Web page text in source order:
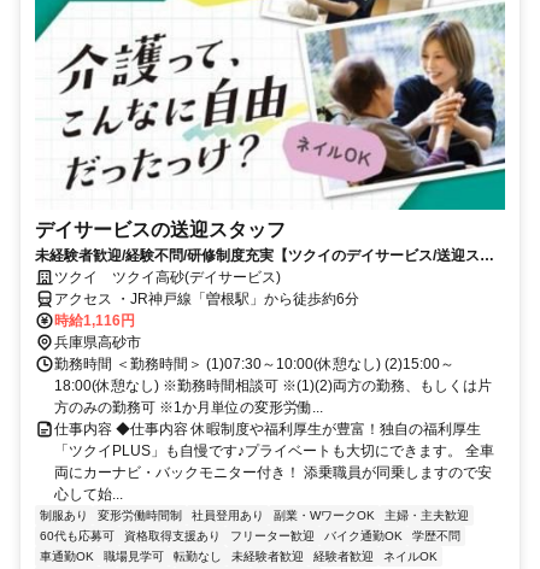
デイサービスの送迎スタッフ
未経験者歓迎/経験不問/研修制度充実【ツクイのデイサービス/送迎スタ
ッフ求人】
ツクイ ツクイ高砂(デイサービス)
アクセス ・JR神戸線「曽根駅」から徒歩約6分
時給1,116円
兵庫県高砂市
勤務時間 ＜勤務時間＞ (1)07:30～10:00(休憩なし) (2)15:00～
18:00(休憩なし) ※勤務時間相談可 ※(1)(2)両方の勤務、もしくは片
方のみの勤務可 ※1か月単位の変形労働...
仕事内容 ◆仕事内容 休暇制度や福利厚生が豊富！独自の福利厚生
「ツクイPLUS」も自慢です♪プライベートも大切にできます。 全車
両にカーナビ・バックモニター付き！ 添乗職員が同乗しますので安
心して始...
制服あり 変形労働時間制 社員登用あり 副業・WワークOK
主婦・主夫歓迎
60代も応募可
資格取得支援あり フリーター歓迎 バイク通勤OK
学歴不問
車通勤OK
職場見学可 転勤なし 未経験者歓迎 経験者歓迎
ネイルOK